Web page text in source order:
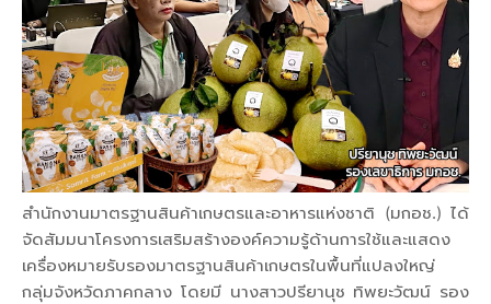
สำนักงานมาตรฐานสินค้าเกษตรและอาหารแห่งชาติ (มกอช.) ได้
จัดสัมมนาโครงการเสริมสร้างองค์ความรู้ด้านการใช้และแสดง
เครื่องหมายรับรองมาตรฐานสินค้าเกษตรในพื้นที่แปลงใหญ่
กลุ่มจังหวัดภาคกลาง โดยมี นางสาวปรียานุช ทิพยะวัฒน์ รอง